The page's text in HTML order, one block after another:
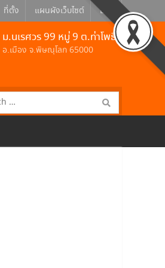
ที่ตั้ง แผนผังเว็บไซต์ Eng
ม.นเรศวร 99 หมู่ 9 ต.ท่าโพธิ์
อ.เมือง จ.พิษณุโลก 65000